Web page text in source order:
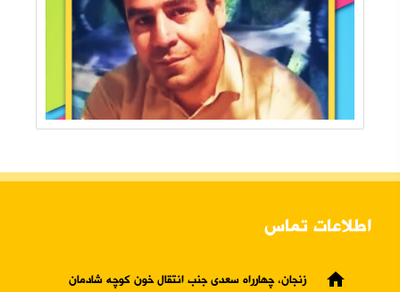
اطلاعات تماس
home
زنجان، چهارراه سعدی جنب انتقال خون کوچه شادمان